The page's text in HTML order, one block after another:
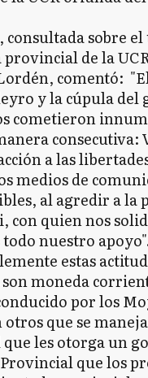
sobre el
de la
comentó:
y la cúpula del
cometieron
consecutiva:
a las
medios de
al agredir a la
con quien nos
nuestro
estas
moneda
por los
que se
les otorga un
que los